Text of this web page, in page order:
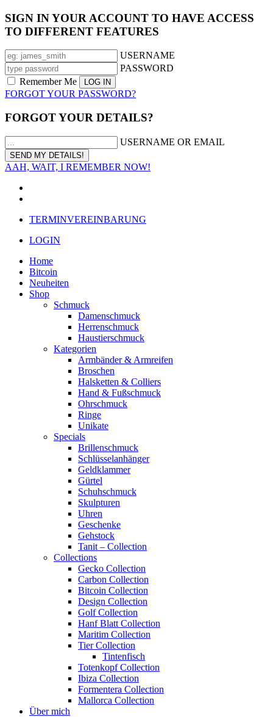
SIGN IN YOUR ACCOUNT TO HAVE ACCESS
TO DIFFERENT FEATURES
USERNAME
PASSWORD
Remember Me
FORGOT YOUR PASSWORD?
FORGOT YOUR DETAILS?
USERNAME OR EMAIL
AAH, WAIT, I REMEMBER NOW!
TERMINVEREINBARUNG
LOGIN
Home
Bitcoin
Neuheiten
Shop
Schmuck
Damenschmuck
Herrenschmuck
Haustierschmuck
Kategorien
Armbänder & Armreifen
Broschen
Halsketten & Colliers
Hand & Fußschmuck
Ohrschmuck
Ringe
Unikate
Specials
Brillenschmuck
Schlüsselanhänger
Geldklammer
Gürtel
Schuhschmuck
Skulpturen
Uhren
Geschenke
Gehstock
Tanit – Collection
Collections
Gecko Collection
Carbon Collection
Bitcoin Collection
Design Collection
Golf Collection
Hanf Blatt Collection
Maritim Collection
Tier Collection
Tintenfisch
Totenkopf Collection
Ibiza Collection
Formentera Collection
Mallorca Collection
Über mich